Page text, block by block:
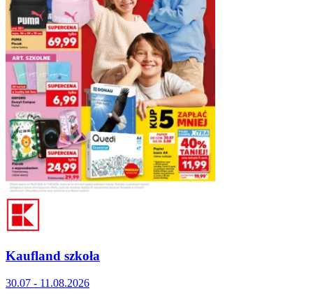
Kaufland szkoła
30.07 - 11.08.2026